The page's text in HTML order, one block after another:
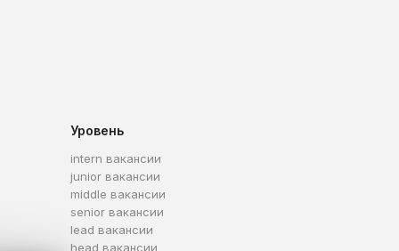
Уровень
intern вакансии
junior вакансии
middle вакансии
senior вакансии
lead вакансии
head вакансии